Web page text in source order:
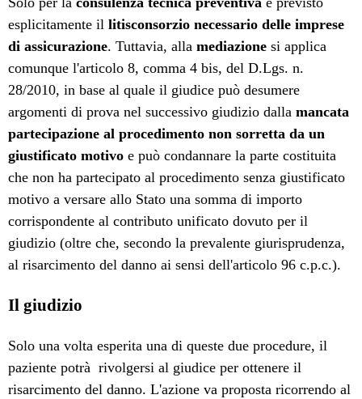
esplicitamente il litisconsorzio necessario delle imprese
di assicurazione. Tuttavia, allamediazione si applica
comunque l'articolo 8, comma 4 bis, del D.Lgs. n.
28/2010, in base al quale il giudice può desumere
argomenti di prova nel successivo giudizio dallamancata
partecipazione al procedimento non sorretta da un
giustificato motivoe può condannare la parte costituita
che non ha partecipato al procedimento senza giustificato
motivo a versare allo Stato una somma di importo
corrispondente al contributo unificato dovuto per il
giudizio (oltre che, secondo la prevalente giurisprudenza,
al risarcimento del danno ai sensi dell'articolo 96 c.p.c.).
Il giudizio
Solo una volta esperita una di queste due procedure, il
paziente potrà rivolgersi al giudice per ottenere il
risarcimento del danno. L'azione va proposta ricorrendo al